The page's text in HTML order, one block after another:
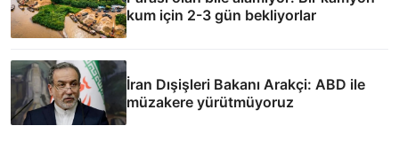
kum için 2-3 gün bekliyorlar
İran Dışişleri Bakanı Arakçi: ABD ile
müzakere yürütmüyoruz